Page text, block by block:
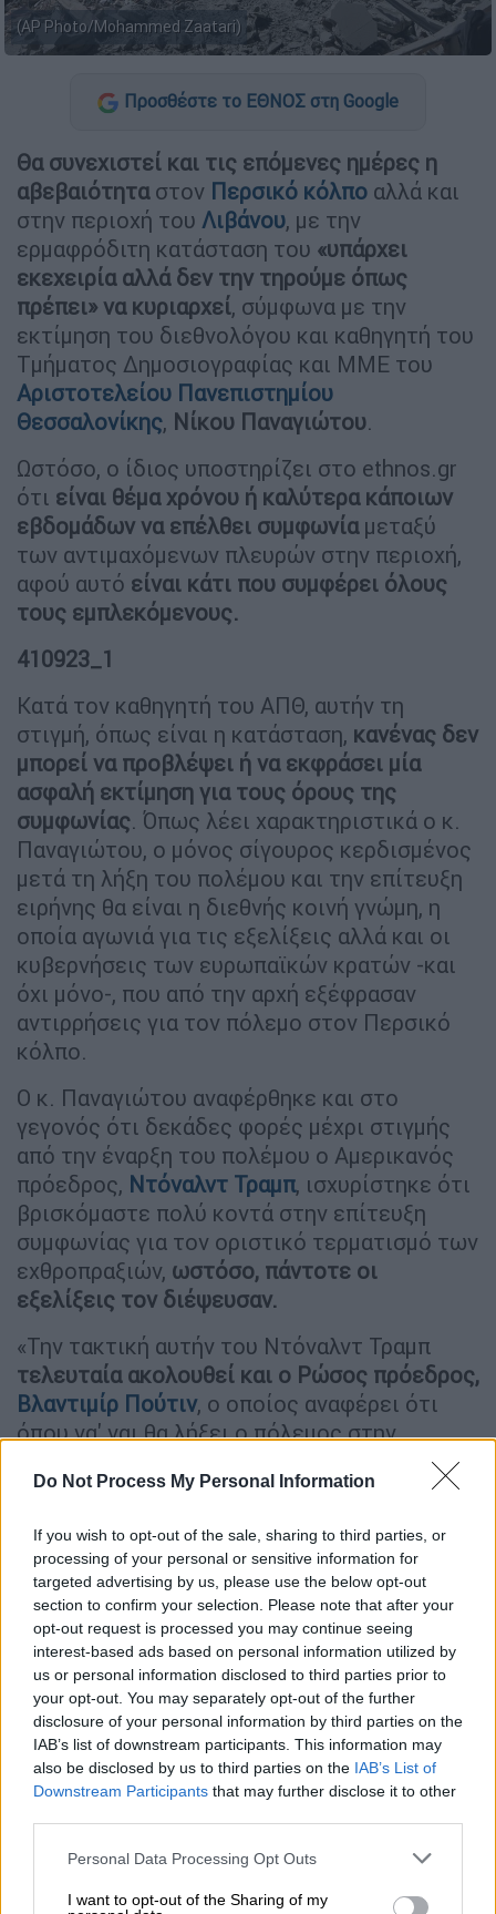
Do Not Process My Personal Information
If you wish to opt-out of the sale, sharing to third parties, or
processing of your personal or sensitive information for
targeted advertising by us, please use the below opt-out
section to confirm your selection. Please note that after your
opt-out request is processed you may continue seeing
interest-based ads based on personal information utilized by
us or personal information disclosed to third parties prior to
your opt-out. You may separately opt-out of the further
disclosure of your personal information by third parties on the
IAB’s list of downstream participants. This information may
also be disclosed by us to third parties on the IAB’s List of
Downstream Participants that may further disclose it to other
Please note that this website/app uses one or more Google
not limited to your visit or usage behaviour. You may click to
Personal Data Processing Opt Outs
I want to opt-out of the Sharing of my
(AP Photo/Mohammed Zaatari)
Προσθέστε το ΕΘΝΟΣ στη Google
Θα συνεχιστεί και τις επόμενες ημέρες η
αβεβαιότηταστον Περσικό κόλπο αλλά και
στην περιοχή του Λιβάνου, με την
ερμαφρόδιτη κατάσταση του «υπάρχει
εκεχειρία αλλά δεν την τηρούμε όπως
πρέπει» να κυριαρχεί, σύμφωνα με την
εκτίμηση του διεθνολόγου και καθηγητή του
Τμήματος Δημοσιογραφίας και ΜΜΕ του
Αριστοτελείου Πανεπιστημίου
Θεσσαλονίκης, Νίκου Παναγιώτου.
Ωστόσο, ο ίδιος υποστηρίζει στο ethnos.gr
ότι είναι θέμα χρόνου ή καλύτερα κάποιων
εβδομάδων να επέλθει συμφωνίαμεταξύ
των αντιμαχόμενων πλευρών στην περιοχή,
αφού αυτό είναι κάτι που συμφέρει όλους
τους εμπλεκόμενους.
410923_1
Κατά τον καθηγητή του ΑΠΘ, αυτήν τη
στιγμή, όπως είναι η κατάσταση, κανένας δεν
μπορεί να προβλέψει ή να εκφράσει μία
ασφαλή εκτίμηση για τους όρους της
συμφωνίας. Όπως λέει χαρακτηριστικά ο κ.
Παναγιώτου, ο μόνος σίγουρος κερδισμένος
μετά τη λήξη του πολέμου και την επίτευξη
ειρήνης θα είναι η διεθνής κοινή γνώμη, η
οποία αγωνιά για τις εξελίξεις αλλά και οι
κυβερνήσεις των ευρωπαϊκών κρατών -και
όχι μόνο-, που από την αρχή εξέφρασαν
αντιρρήσεις για τον πόλεμο στον Περσικό
κόλπο.
Ο κ. Παναγιώτου αναφέρθηκε και στο
γεγονός ότι δεκάδες φορές μέχρι στιγμής
από την έναρξη του πολέμου ο Αμερικανός
πρόεδρος, Ντόναλντ Τραμπ, ισχυρίστηκε ότι
βρισκόμαστε πολύ κοντά στην επίτευξη
συμφωνίας για τον οριστικό τερματισμό των
εχθροπραξιών, ωστόσο, πάντοτε οι
εξελίξεις τον διέψευσαν.
«Την τακτική αυτήν του Ντόναλντ Τραμπ
τελευταία ακολουθεί και ο Ρώσος πρόεδρος,
Βλαντιμίρ Πούτιν, ο οποίος αναφέρει ότι
όπου να' ναι θα λήξει ο πόλεμος στην
τερματισμό των εχθροπραξιών.Κανένας δεν
δηλώσεις αποτελούν πραγματική πολιτική
βούληση των ηγετών για τη λήξη των
πολέμων ή όχι.Το ίδιο δύσκολο είναι αυτήν
τη στιγμή να μιλήσει κάποιος με ασφάλεια
για τους πιθανούς όρους της συμφωνίας και
για το ποια πλευρά θα βγει κερδισμένη.
Υπάρχει μία πολυπλοκότητα σχέσεων και
καταστάσεων στην ευρύτερη περιοχή», λέει
στο ethnos.gr ο κ. Παναγιώτου.